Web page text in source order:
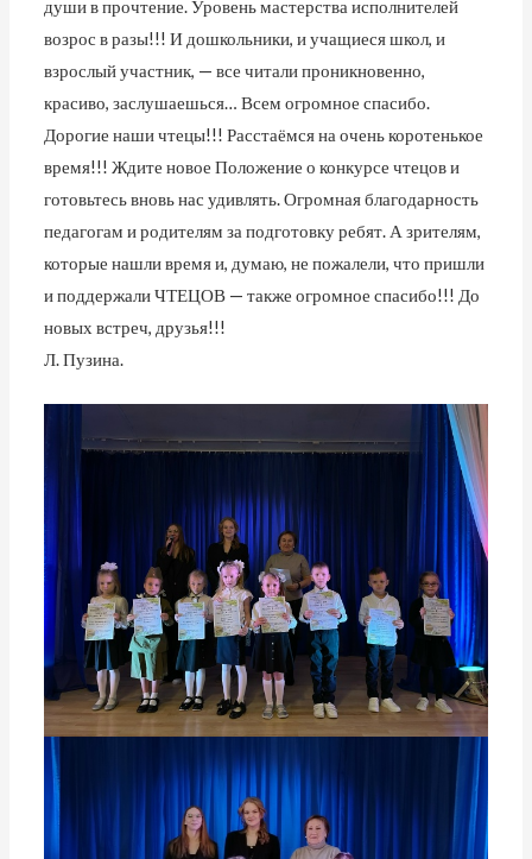
души в прочтение. Уровень мастерства исполнителей
возрос в разы!!! И дошкольники, и учащиеся школ, и
взрослый участник, — все читали проникновенно,
красиво, заслушаешься… Всем огромное спасибо.
Дорогие наши чтецы!!! Расстаёмся на очень коротенькое
время!!! Ждите новое Положение о конкурсе чтецов и
готовьтесь вновь нас удивлять. Огромная благодарность
педагогам и родителям за подготовку ребят. А зрителям,
которые нашли время и, думаю, не пожалели, что пришли
и поддержали ЧТЕЦОВ — также огромное спасибо!!! До
новых встреч, друзья!!!
Л. Пузина.